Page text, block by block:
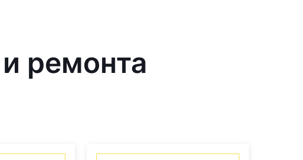
ремонта